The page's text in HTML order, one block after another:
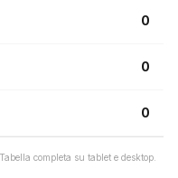
0
0
0
completa su tablet e desktop.